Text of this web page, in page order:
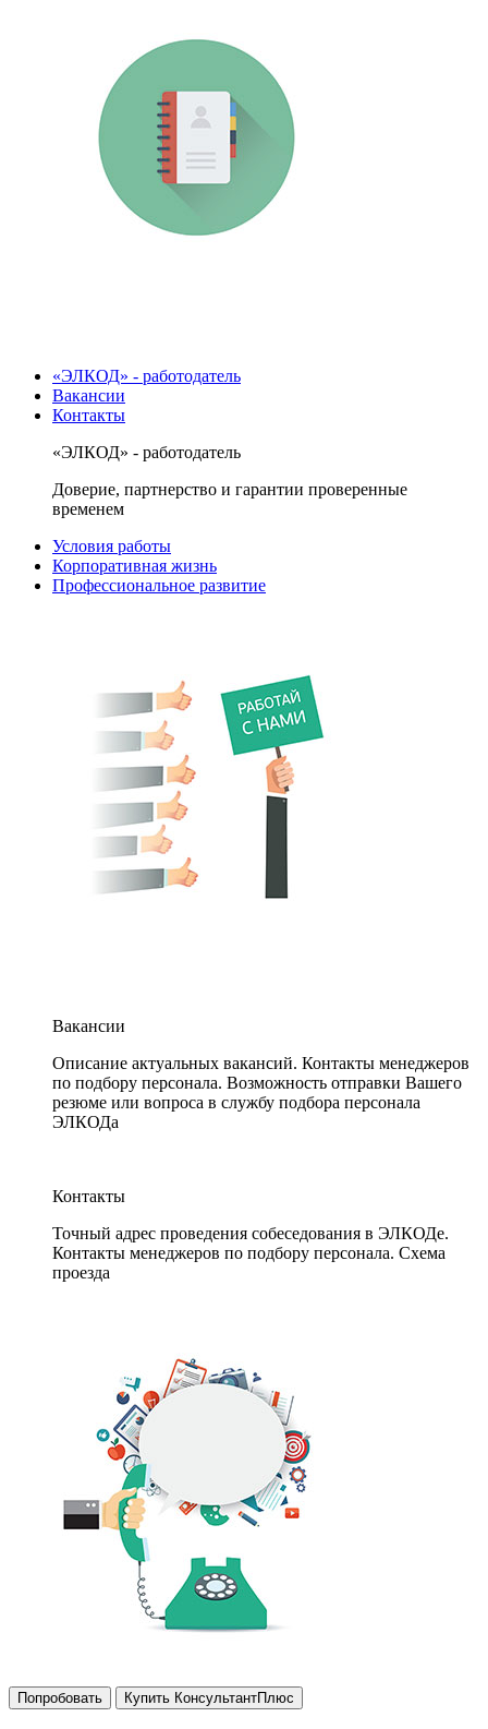
«ЭЛКОД» - работодатель
Вакансии
Контакты
«ЭЛКОД» - работодатель
Доверие, партнерство и гарантии проверенные
временем
Условия работы
Корпоративная жизнь
Профессиональное развитие
Вакансии
Описание актуальных вакансий. Контакты менеджеров
по подбору персонала. Возможность отправки Вашего
резюме или вопроса в службу подбора персонала
ЭЛКОДа
Контакты
Точный адрес проведения собеседования в ЭЛКОДе.
Контакты менеджеров по подбору персонала. Схема
проезда
Попробовать Купить КонсультантПлюс